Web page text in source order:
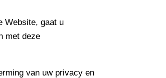
Website, gaat u
met deze
van uw privacy en